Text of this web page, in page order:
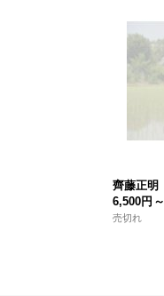
齊藤正明
6,500円 ～
売切れ